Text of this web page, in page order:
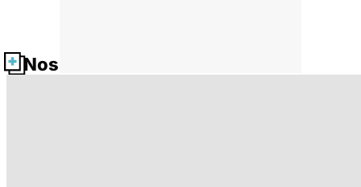
Nos fiches santé